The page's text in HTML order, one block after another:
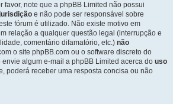
favor, note que a phpBB Limited não possui
e não pode ser responsável sobre
fórum é utilizado. Não existe motivo em
relação a qualquer questão legal (interrupção e
comentário difamatório, etc.) não
o site phpBB.com ou o software discreto do
algum e-mail a phpBB Limited acerca do uso
poderá receber uma resposta concisa ou não